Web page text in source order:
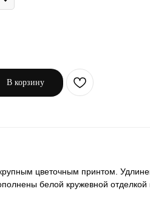
В корзину
цветочным принтом.
белой кружевной отделкой